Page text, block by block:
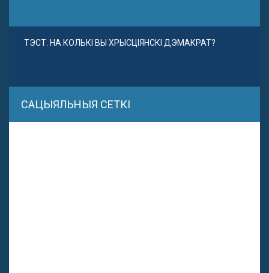
ТЭСТ. НА КОЛЬКІ ВЫ ХРЫСЦІЯНСКІ ДЭМАКРАТ?
САЦЫЯЛЬНЫЯ СЕТКІ